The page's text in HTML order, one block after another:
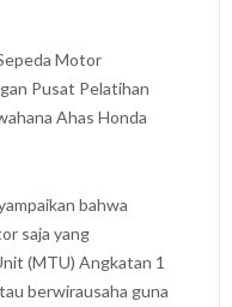
Motor
Pusat Pelatihan
Ahas Honda
bahwa
saja yang
(MTU) Angkatan 1
berwirausaha guna